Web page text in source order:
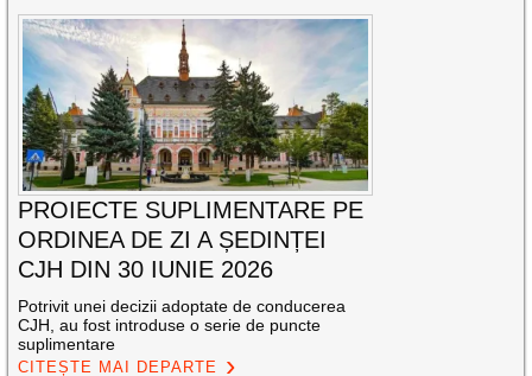
PROIECTE SUPLIMENTARE PE
ORDINEA DE ZI A ȘEDINȚEI
CJH DIN 30 IUNIE 2026
Potrivit unei decizii adoptate de conducerea
CJH, au fost introduse o serie de puncte
suplimentare
CITEȘTE MAI DEPARTE